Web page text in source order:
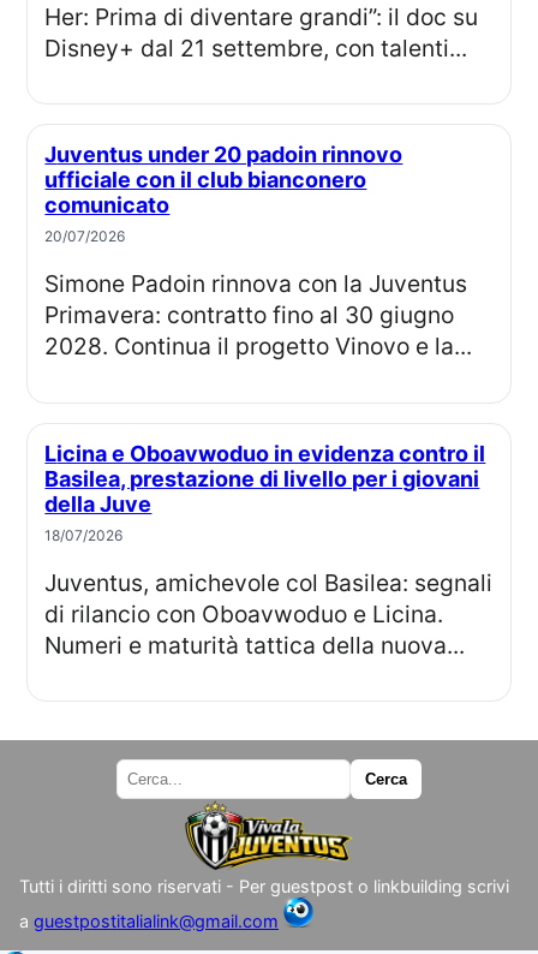
Her: Prima di diventare grandi”: il doc su
Disney+ dal 21 settembre, con talenti...
Juventus under 20 padoin rinnovo
ufficiale con il club bianconero
comunicato
20/07/2026
Simone Padoin rinnova con la Juventus
Primavera: contratto fino al 30 giugno
2028. Continua il progetto Vinovo e la...
Licina e Oboavwoduo in evidenza contro il
Basilea, prestazione di livello per i giovani
della Juve
18/07/2026
Juventus, amichevole col Basilea: segnali
di rilancio con Oboavwoduo e Licina.
Numeri e maturità tattica della nuova...
Tutti i diritti sono riservati - Per guestpost o linkbuilding scrivi
a guestpostitalialink@gmail.com